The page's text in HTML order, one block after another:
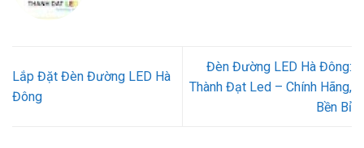
Lắp Đặt Đèn Đường LED Hà
Đông
Đèn Đường LED Hà Đông:
Thành Đạt Led – Chính Hãng,
Bền Bỉ